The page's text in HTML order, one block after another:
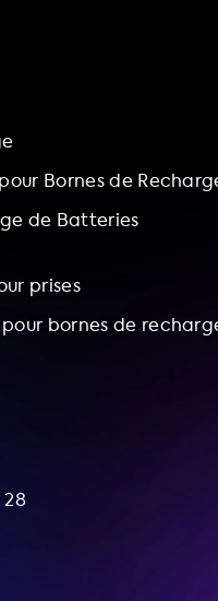
Bornes de
de Batteries
prises
bornes de
28